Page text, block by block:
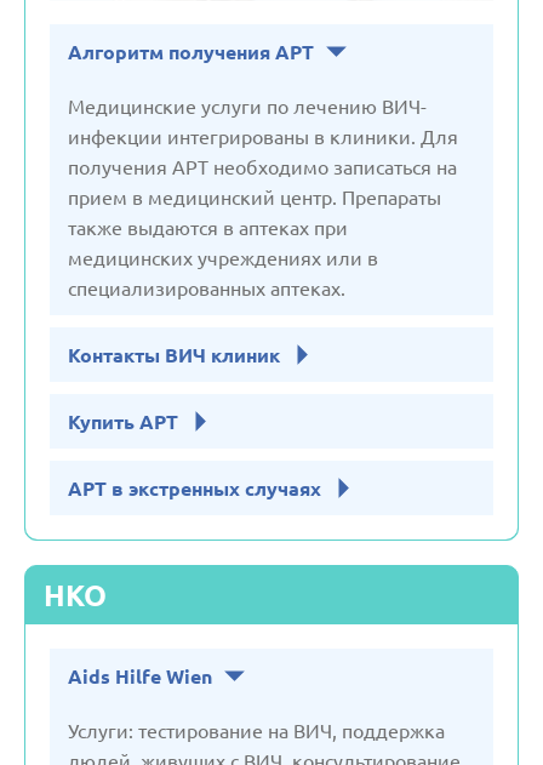
Алгоритм получения АРТ
Медицинские услуги по лечению ВИЧ-
инфекции интегрированы в клиники. Для
получения АРТ необходимо записаться на
прием в медицинский центр. Препараты
также выдаются в аптеках при
медицинских учреждениях или в
специализированных аптеках.
Контакты ВИЧ клиник
Купить АРТ
АРТ в экстренных случаях
НКО
Aids Hilfe Wien
Услуги: тестирование на ВИЧ, поддержка
людей, живущих с ВИЧ, консультирование
Черногория
Чехия
Швейцария